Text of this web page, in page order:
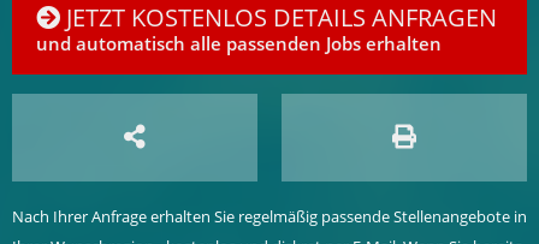
JETZT KOSTENLOS DETAILS ANFRAGEN
und automatisch alle passenden Jobs erhalten
Nach Ihrer Anfrage erhalten Sie regelmäßig passende Stellenangebote in